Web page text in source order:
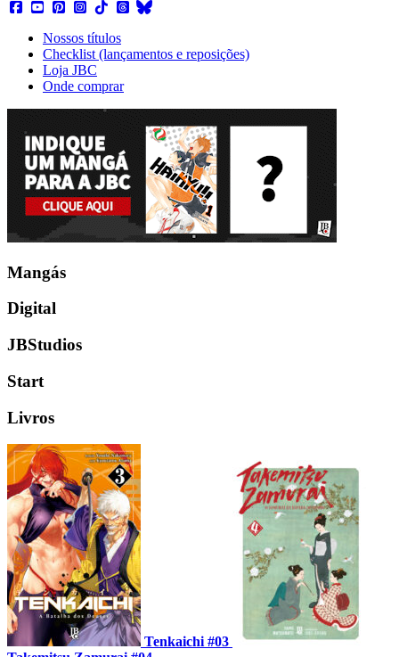
Nossos títulos
Checklist (lançamentos e reposições)
Loja JBC
Onde comprar
Mangás
Digital
JBStudios
Start
Livros
Tenkaichi #03